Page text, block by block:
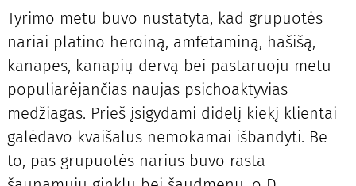
Tyrimo metu buvo nustatyta, kad grupuotės
nariai platino heroiną, amfetaminą, hašišą,
kanapes, kanapių dervą bei pastaruoju metu
populiarėjančias naujas psichoaktyvias
medžiagas. Prieš įsigydami didelį kiekį klientai
galėdavo kvaišalus nemokamai išbandyti. Be
to, pas grupuotės narius buvo rasta